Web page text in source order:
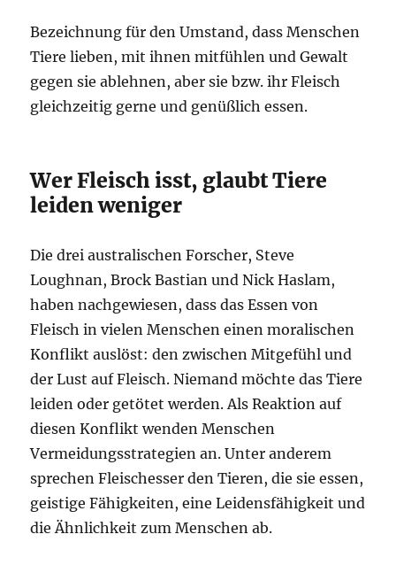
Bezeichnung für den Umstand, dass Menschen
Tiere lieben, mit ihnen mitfühlen und Gewalt
gegen sie ablehnen, aber sie bzw. ihr Fleisch
gleichzeitig gerne und genüßlich essen.
Wer Fleisch isst, glaubt Tiere
leiden weniger
Die drei australischen Forscher, Steve
Loughnan, Brock Bastian und Nick Haslam,
haben nachgewiesen, dass das Essen von
Fleisch in vielen Menschen einen moralischen
Konflikt auslöst: den zwischen Mitgefühl und
der Lust auf Fleisch. Niemand möchte das Tiere
leiden oder getötet werden. Als Reaktion auf
diesen Konflikt wenden Menschen
Vermeidungsstrategien an. Unter anderem
sprechen Fleischesser den Tieren, die sie essen,
geistige Fähigkeiten, eine Leidensfähigkeit und
die Ähnlichkeit zum Menschen ab.